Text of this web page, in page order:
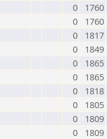
0
1760
0
1760
0
1817
0
1849
0
1865
0
1865
0
1818
0
1805
0
1809
0
1809